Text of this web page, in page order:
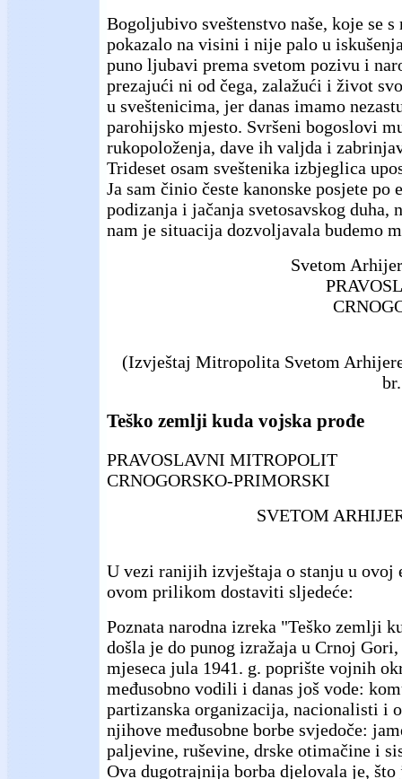
Bogoljubivo sveštenstvo naše, koje se
pokazalo na visini i nije palo u
puno ljubavi prema svetom pozivu i
prezajući ni od čega, zalažući i život
u sveštenicima, jer danas imamo
parohijsko mjesto. Svršeni bogoslovi
rukopoloženja, dave ih valjda i
Trideset osam sveštenika izbjeglica
Ja sam činio česte kanonske posjete
podizanja i jačanja svetosavskog duha,
nam je situacija dozvoljavala budemo
Svetom
(Izvještaj Mitropolita Svetom
Teško zemlji kuda vojska prođe
PRAVOSLAVNI MITROPOLIT
CRNOGORSKO-PRIMORSKI
SVETOM
U vezi ranijih izvještaja o stanju u ovoj
ovom prilikom dostaviti sljedeće:
Poznata narodna izreka "Teško zemlji
došla je do punog izražaja u Crnoj
mjeseca jula 1941. g. poprište vojnih
međusobno vodili i danas još vode:
partizanska organizacija, nacionalisti i
njihove međusobne borbe svjedoče:
paljevine, ruševine, drske otimačine i
Ova dugotrajnija borba djelovala je,